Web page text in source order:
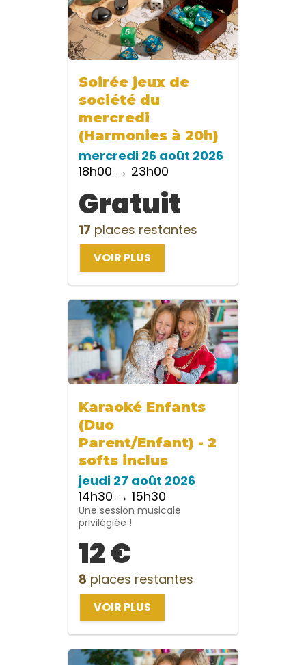
Soirée jeux de
société du
mercredi
(Harmonies à 20h)
mercredi 26 août 2026
18h00 → 23h00
Gratuit
17 places restantes
VOIR PLUS
Karaoké Enfants
(Duo
Parent/Enfant) - 2
softs inclus
jeudi 27 août 2026
14h30 → 15h30
Une session musicale
privilégiée !
12 €
8 places restantes
VOIR PLUS